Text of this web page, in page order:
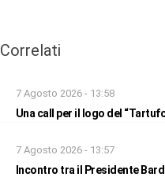
Correlati
7 Agosto 2026 - 13:58
Una call per il logo del
7 Agosto 2026 - 13:57
Incontro tra il Presidente